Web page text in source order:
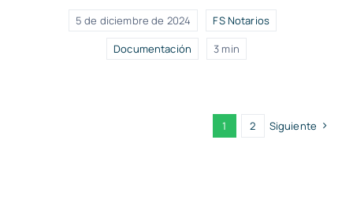
5 de diciembre de 2024
FS Notarios
Documentación
3 min
1 2 Siguiente